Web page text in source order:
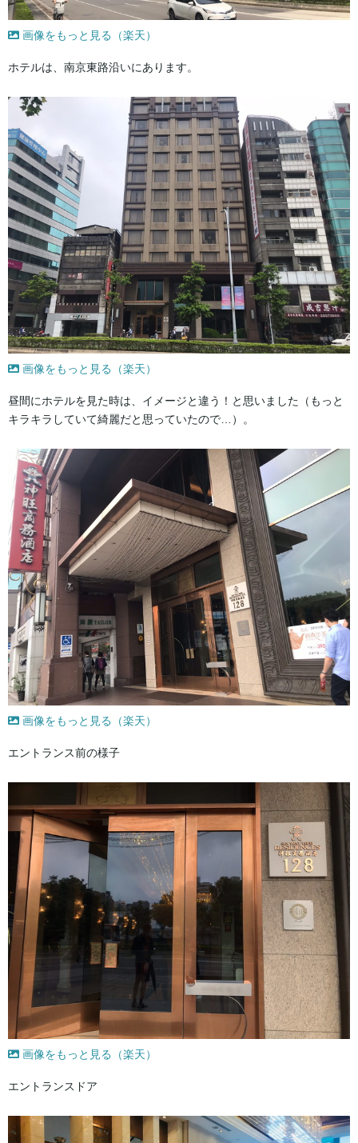
画像をもっと見る（楽天）
ホテルは、南京東路沿いにあります。
画像をもっと見る（楽天）
昼間にホテルを見た時は、イメージと違う！と思いました（もっと
キラキラしていて綺麗だと思っていたので…）。
画像をもっと見る（楽天）
エントランス前の様子
画像をもっと見る（楽天）
エントランスドア